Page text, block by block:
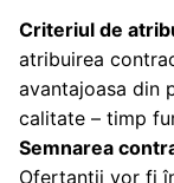
Criteriul de
atribuirea
avantajoasa din
calitate – timp
Semnarea
Ofertanții vor fi